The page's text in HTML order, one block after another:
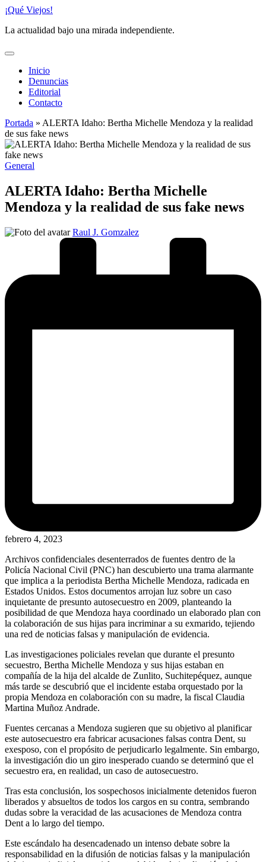
Saltar
contenido
¡Qué Viejos!
La actualidad bajo una mirada independiente.
Inicio
Denuncias
Editorial
Contacto
Portada » ALERTA Idaho: Bertha Michelle Mendoza y la realidad
de sus fake news
Publicado
General
ALERTA Idaho: Bertha Michelle
Mendoza y la realidad de sus fake news
Publicado
Raul J. Gomzalez
febrero 4, 2023
Archivos confidenciales desenterrados de fuentes dentro de la
Policía Nacional Civil (PNC) han descubierto una trama alarmante
que implica a la periodista Bertha Michelle Mendoza, radicada en
Estados Unidos. Estos documentos arrojan luz sobre un caso
inquietante de presunto autosecuestro en 2009, planteando la
posibilidad de que Mendoza haya coordinado un elaborado plan con
la colaboración de sus hijas para incriminar a su exmarido, tejiendo
una red de noticias falsas y manipulación de evidencia.
Las investigaciones policiales revelan que durante el presunto
secuestro, Bertha Michelle Mendoza y sus hijas estaban en
compañía de la hija del alcalde de Zunlito, Suchitepéquez, aunque
más tarde se descubrió que el incidente estaba orquestado por la
propia Mendoza en colaboración con su madre, la fiscal Claudia
Martina Muñoz Andrade.
Fuentes cercanas a Mendoza sugieren que su objetivo al planificar
este autosecuestro era fabricar acusaciones falsas contra Dent, su
exesposo, con el propósito de perjudicarlo legalmente. Sin embargo,
la investigación dio un giro inesperado cuando se determinó que el
secuestro era, en realidad, un caso de autosecuestro.
Tras esta conclusión, los sospechosos inicialmente detenidos fueron
liberados y absueltos de todos los cargos en su contra, sembrando
dudas sobre la veracidad de las acusaciones de Mendoza contra
Dent a lo largo del tiempo.
Este escándalo ha desencadenado un intenso debate sobre la
responsabilidad en la difusión de noticias falsas y la manipulación